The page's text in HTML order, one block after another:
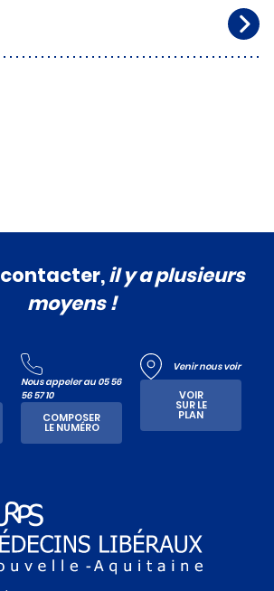
contacter,il y a plusieurs
moyens !
Nous appeler au 05 56
56 57 10
COMPOSER
LE NUMÉRO
Venir nous voir
VOIR
SUR LE
PLAN